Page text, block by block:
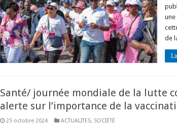
une
de
Santé/ journée mondiale de la lutte
alerte sur l’importance de la
25 octobre 2024 ACTUALITES, SOCIÉTÉ